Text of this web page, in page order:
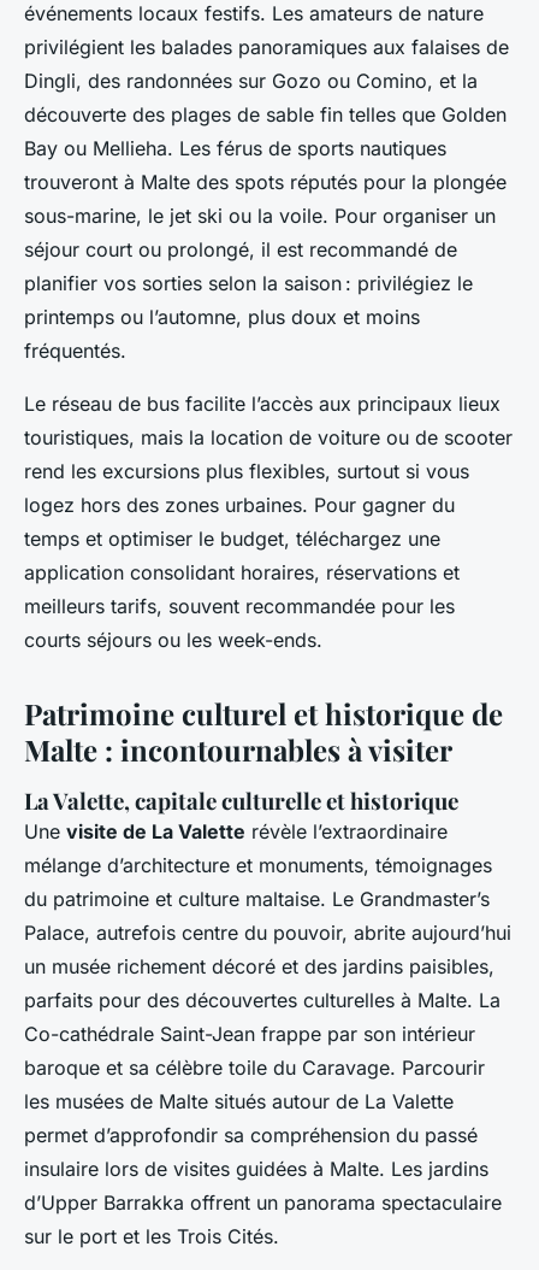
événements locaux festifs. Les amateurs de nature
privilégient les balades panoramiques aux falaises de
Dingli, des randonnées sur Gozo ou Comino, et la
découverte des plages de sable fin telles que Golden
Bay ou Mellieha. Les férus de sports nautiques
trouveront à Malte des spots réputés pour la plongée
sous-marine, le jet ski ou la voile. Pour organiser un
séjour court ou prolongé, il est recommandé de
planifier vos sorties selon la saison : privilégiez le
printemps ou l’automne, plus doux et moins
fréquentés.
Le réseau de bus facilite l’accès aux principaux lieux
touristiques, mais la location de voiture ou de scooter
rend les excursions plus flexibles, surtout si vous
logez hors des zones urbaines. Pour gagner du
temps et optimiser le budget, téléchargez une
application consolidant horaires, réservations et
meilleurs tarifs, souvent recommandée pour les
courts séjours ou les week-ends.
Patrimoine culturel et historique de
Malte : incontournables à visiter
La Valette, capitale culturelle et historique
Une visite de La Valette révèle l’extraordinaire
mélange d’architecture et monuments, témoignages
du patrimoine et culture maltaise. Le Grandmaster’s
Palace, autrefois centre du pouvoir, abrite aujourd’hui
un musée richement décoré et des jardins paisibles,
parfaits pour des découvertes culturelles à Malte. La
Co-cathédrale Saint-Jean frappe par son intérieur
baroque et sa célèbre toile du Caravage. Parcourir
les musées de Malte situés autour de La Valette
permet d’approfondir sa compréhension du passé
insulaire lors de visites guidées à Malte. Les jardins
d’Upper Barrakka offrent un panorama spectaculaire
sur le port et les Trois Cités.